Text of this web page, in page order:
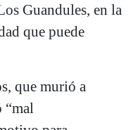
Guandules, en la
que puede
que murió a
“mal